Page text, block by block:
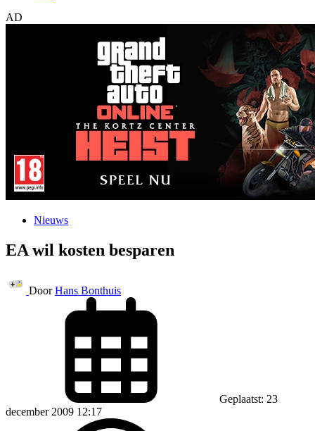
AD
Nieuws
EA wil kosten besparen
Door Hans Bonthuis
Geplaatst: 23
december 2009 12:17